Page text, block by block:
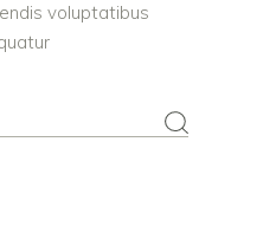
voluptatibus